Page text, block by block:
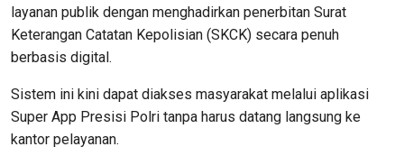
layanan publik dengan menghadirkan penerbitan Surat
Keterangan Catatan Kepolisian (SKCK) secara penuh
berbasis digital.
Sistem ini kini dapat diakses masyarakat melalui aplikasi
Super App Presisi Polri tanpa harus datang langsung ke
kantor pelayanan.